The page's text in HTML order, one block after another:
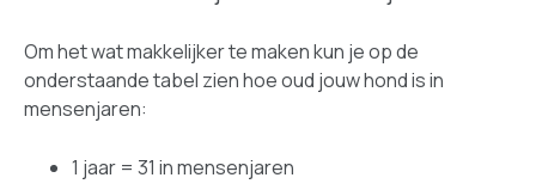
Om het wat makkelijker te maken kun je op de
onderstaande tabel zien hoe oud jouw hond is in
mensenjaren:
1 jaar = 31 in mensenjaren